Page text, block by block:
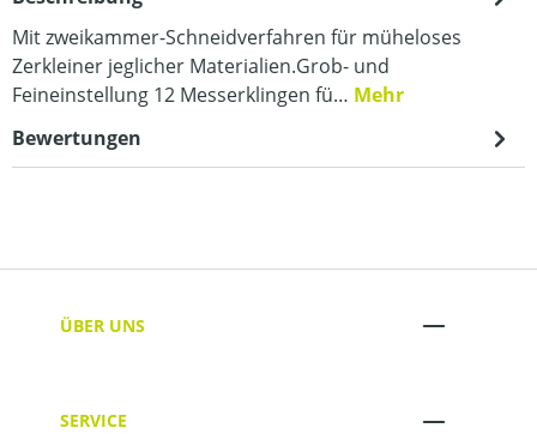
Mit zweikammer-Schneidverfahren für müheloses
Zerkleiner jeglicher Materialien.Grob- und
Feineinstellung 12 Messerklingen fü… Mehr
Bewertungen
ÜBER UNS
SERVICE